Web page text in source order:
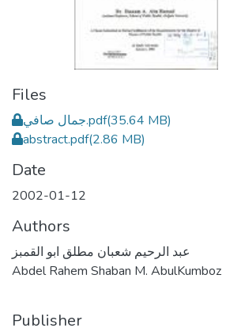
Files
جمال صافي.pdf(35.64 MB)
abstract.pdf(2.86 MB)
Date
2002-01-12
Authors
عبد الرحيم شعبان مطلق ابو القمبز
Abdel Rahem Shaban M. AbulKumboz
Publisher